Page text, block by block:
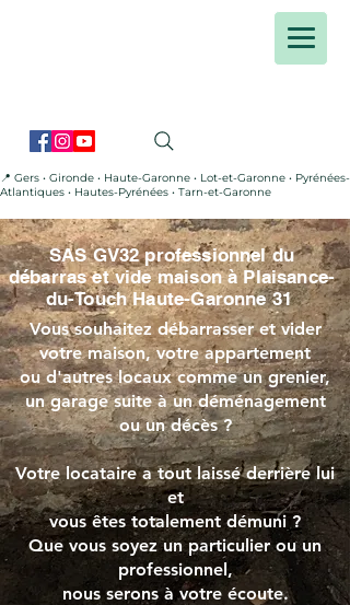
📍 Gers • Gironde • Haute-Garonne • Lot-et-Garonne • Pyrénées-
Atlantiques • Hautes-Pyrénées • Tarn-et-Garonne
SAS GV32 professionnel du
débarras et vide maison à Plaisance-
du-Touch Haute-Garonne 31
Vous souhaitez débarrasser et vider
votre maison, votre appartement
ou d'autres locaux comme un grenier,
un garage suite à un déménagement
ou un décès ?
Votre locataire a tout laissé derrière lui
et
vous êtes totalement démuni ?
Que vous soyez un particulier ou un
professionnel,
nous serons à votre écoute.